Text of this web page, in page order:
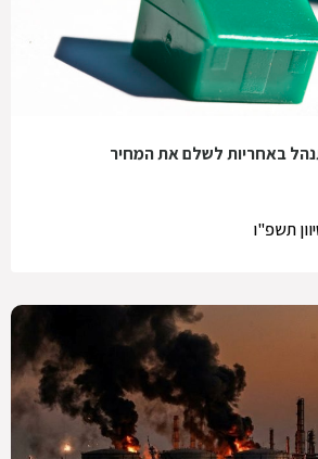
באחריות לשלם את המחיר
תשפ"ו